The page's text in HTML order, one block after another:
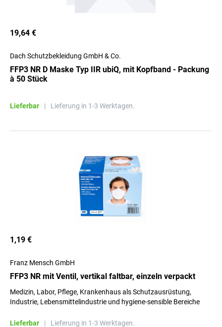
19,64 €
Dach Schutzbekleidung GmbH & Co.
FFP3 NR D Maske Typ IIR ubiQ, mit Kopfband - Packung
à 50 Stück
Lieferbar | Lieferung in 1-3 Werktagen.
1,19 €
Franz Mensch GmbH
FFP3 NR mit Ventil, vertikal faltbar, einzeln verpackt
Medizin, Labor, Pflege, Krankenhaus als Schutzausrüstung,
Industrie, Lebensmittelindustrie und hygiene-sensible Bereiche
Lieferbar | Lieferung in 1-3 Werktagen.